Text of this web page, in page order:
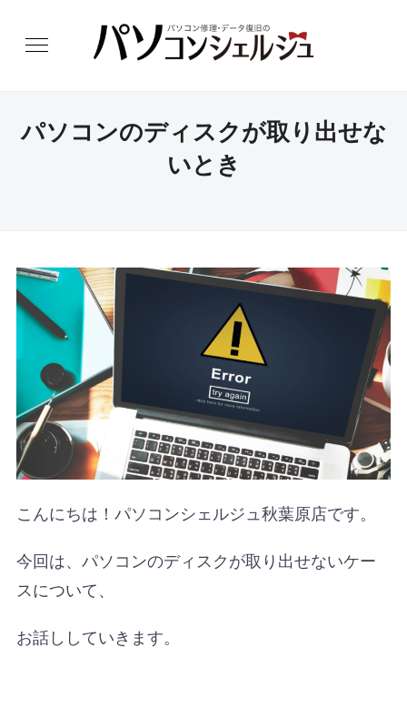
パソコンのディスクが取り出せな
いとき
こんにちは！パソコンシェルジュ秋葉原店です。
今回は、パソコンのディスクが取り出せないケー
スについて、
お話ししていきます。